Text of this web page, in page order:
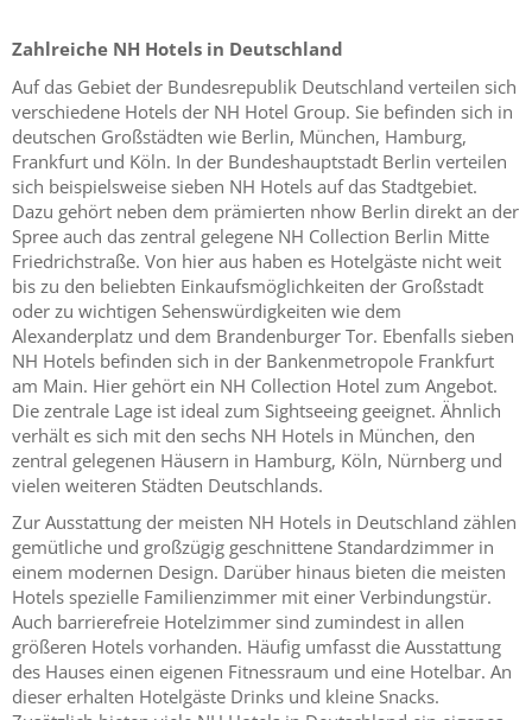
Zahlreiche NH Hotels in Deutschland
Auf das Gebiet der Bundesrepublik Deutschland verteilen sich
verschiedene Hotels der NH Hotel Group. Sie befinden sich in
deutschen Großstädten wie Berlin, München, Hamburg,
Frankfurt und Köln. In der Bundeshauptstadt Berlin verteilen
sich beispielsweise sieben NH Hotels auf das Stadtgebiet.
Dazu gehört neben dem prämierten nhow Berlin direkt an der
Spree auch das zentral gelegene NH Collection Berlin Mitte
Friedrichstraße. Von hier aus haben es Hotelgäste nicht weit
bis zu den beliebten Einkaufsmöglichkeiten der Großstadt
oder zu wichtigen Sehenswürdigkeiten wie dem
Alexanderplatz und dem Brandenburger Tor. Ebenfalls sieben
NH Hotels befinden sich in der Bankenmetropole Frankfurt
am Main. Hier gehört ein NH Collection Hotel zum Angebot.
Die zentrale Lage ist ideal zum Sightseeing geeignet. Ähnlich
verhält es sich mit den sechs NH Hotels in München, den
zentral gelegenen Häusern in Hamburg, Köln, Nürnberg und
vielen weiteren Städten Deutschlands.
Zur Ausstattung der meisten NH Hotels in Deutschland zählen
gemütliche und großzügig geschnittene Standardzimmer in
einem modernen Design. Darüber hinaus bieten die meisten
Hotels spezielle Familienzimmer mit einer Verbindungstür.
Auch barrierefreie Hotelzimmer sind zumindest in allen
größeren Hotels vorhanden. Häufig umfasst die Ausstattung
des Hauses einen eigenen Fitnessraum und eine Hotelbar. An
dieser erhalten Hotelgäste Drinks und kleine Snacks.